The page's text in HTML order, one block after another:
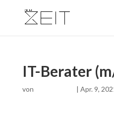
IT-Berater
von | Apr. 9,